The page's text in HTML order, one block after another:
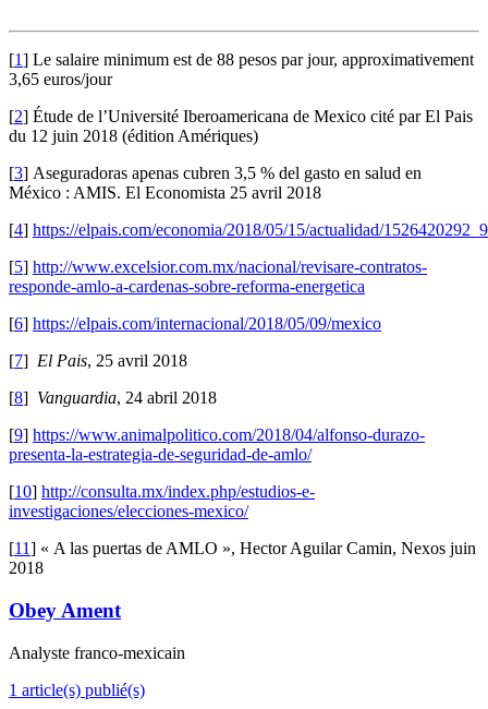
[1] Le salaire minimum est de 88 pesos par jour, approximativement
3,65 euros/jour
[2] Étude de l’Université Iberoamericana de Mexico cité par El Pais
du 12 juin 2018 (édition Amériques)
[3] Aseguradoras apenas cubren 3,5 % del gasto en salud en
México : AMIS. El Economista 25 avril 2018
[4] https://elpais.com/economia/2018/05/15/actualidad/
[5] http://www.excelsior.com.mx/nacional/revisare-contratos-
responde-amlo-a-cardenas-sobre-reforma-energetica
[6] https://elpais.com/internacional/2018/05/09/mexico
[7] El Pais, 25 avril 2018
[8] Vanguardia, 24 abril 2018
[9] https://www.animalpolitico.com/2018/04/alfonso-durazo-
presenta-la-estrategia-de-seguridad-de-amlo/
[10] http://consulta.mx/index.php/estudios-e-
investigaciones/elecciones-mexico/
[11] « A las puertas de AMLO », Hector Aguilar Camin, Nexos juin
2018
Obey Ament
Analyste franco-mexicain
1 article(s) publié(s)